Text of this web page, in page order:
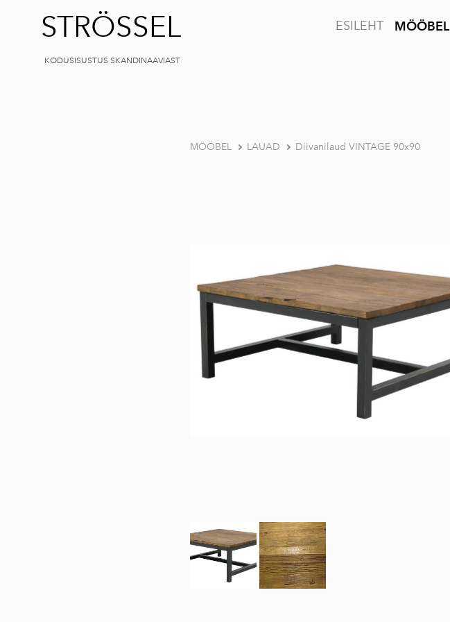
STRÖSSEL
KODUSISUSTUS SKANDINAAVIAST
ESILEHT MÖÖBEL
MÖÖBEL LAUAD Diivanilaud VINTAGE 90x90